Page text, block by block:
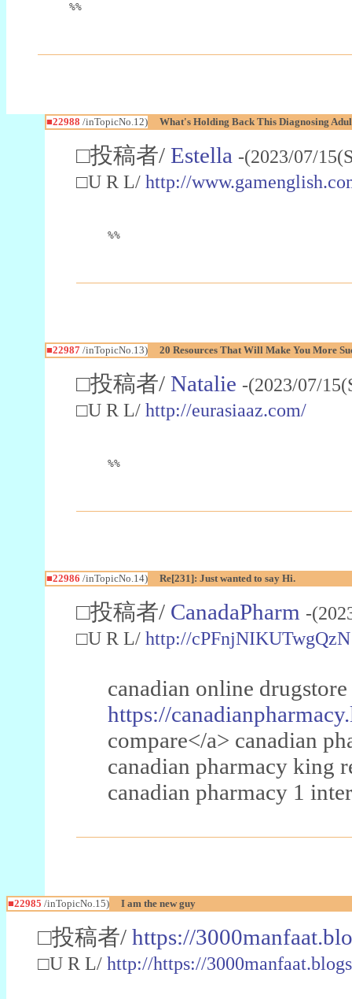
%%
■22988 /inTopicNo.12) What's Holding Back This Diagnosing
□投稿者/ Estella -(2023/07/
□U R L/ http://
%%
■22987/inTopicNo.13) 20 Resources That Will Make You More
□投稿者/ Natalie -(2023/07/
□U R L/ http://eurasiaaz.com/
%%
■22986 /inTopicNo.14) Re[231]: Just wanted to say Hi.
□投稿者/ CanadaPharm -
□U R L/ http://cPFnjNIKUTwgQzN
canadian online
https://
compare</a> canadian
canadian pharmacy king
canadian pharmacy 1
■22985 /inTopicNo.15) I am the new guy
□投稿者/ https://
□U R L/ http://https://